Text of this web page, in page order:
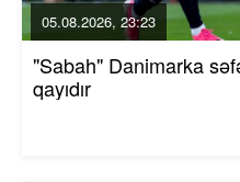
05.08.2026, 23:23
"Sabah" Danimarka
qayıdır